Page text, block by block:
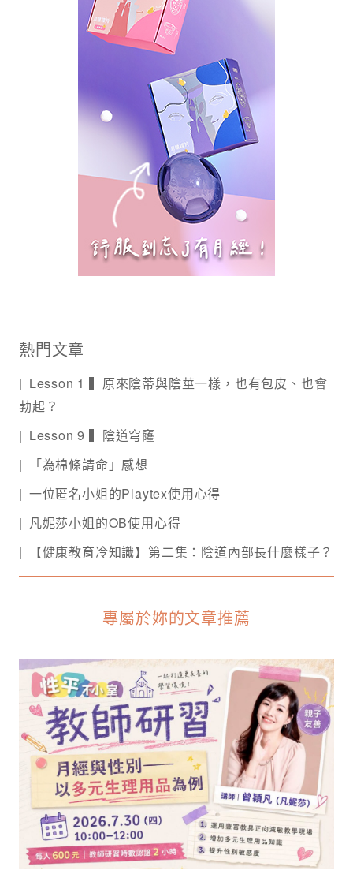
熱門文章
Lesson 1 ▍原來陰蒂與陰莖一樣，也有包皮、也會
勃起？
Lesson 9 ▍陰道穹窿
「為棉條請命」感想
一位匿名小姐的Playtex使用心得
凡妮莎小姐的OB使用心得
【健康教育冷知識】第二集：陰道內部長什麼樣子？
專屬於妳的文章推薦